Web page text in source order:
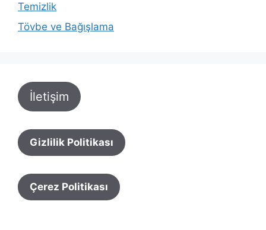
Temizlik
Tövbe ve Bağışlama
İletişim
Gizlilik Politikası
Çerez Politikası